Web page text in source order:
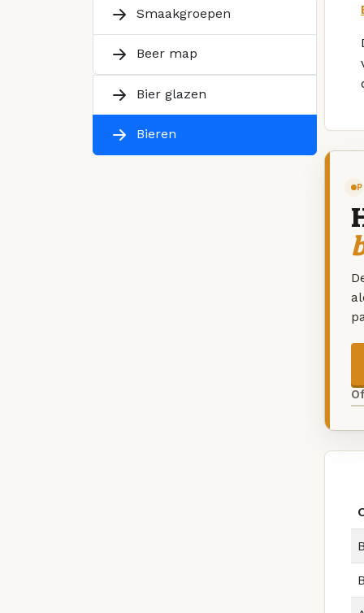
Smaakgroepen
Beer map
Bier glazen
Bieren